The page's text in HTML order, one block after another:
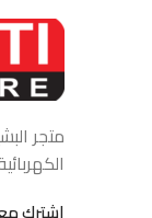
متجر
اشترك